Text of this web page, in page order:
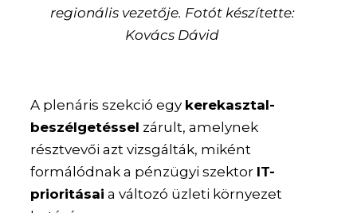
regionális vezetője. Fotót készítette:
Kovács Dávid
A plenáris szekció egy kerekasztal-
beszélgetéssel zárult, amelynek
résztvevői azt vizsgálták, miként
formálódnak a pénzügyi szektor IT-
prioritásai a változó üzleti környezet